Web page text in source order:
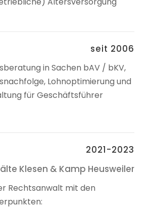
seit 2006
in Sachen bAV / bKV,
Lohnoptimierung und
für Geschäftsführer
2021-2023
Klesen & Kamp Heusweiler
Rechtsanwalt mit den